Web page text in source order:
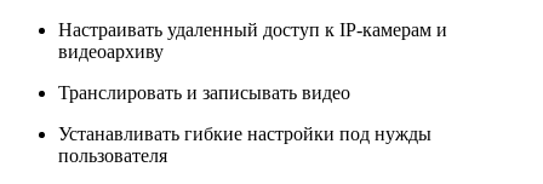
Настраивать удаленный доступ к IP-камерам и
видеоархиву
Транслировать и записывать видео
Устанавливать гибкие настройки под нужды
пользователя